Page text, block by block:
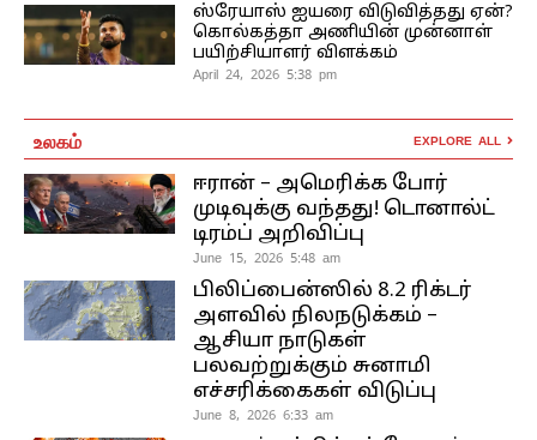
ஸ்ரேயாஸ் ஐயரை விடுவித்தது ஏன்?
கொல்கத்தா அணியின் முன்னாள்
பயிற்சியாளர் விளக்கம்
April 24, 2026 5:38 pm
உலகம் EXPLORE ALL
ஈரான் – அமெரிக்க போர்
முடிவுக்கு வந்தது! டொனால்ட்
டிரம்ப் அறிவிப்பு
June 15, 2026 5:48 am
பிலிப்பைன்ஸில் 8.2 ரிக்டர்
அளவில் நிலநடுக்கம் –
ஆசியா நாடுகள்
பலவற்றுக்கும் சுனாமி
எச்சரிக்கைகள் விடுப்பு
June 8, 2026 6:33 am